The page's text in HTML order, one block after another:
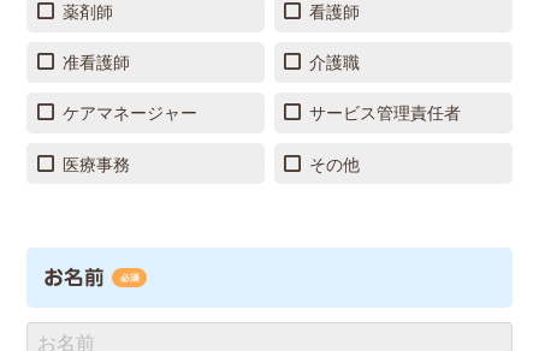
薬剤師 看護師
准看護師 介護職
ケアマネージャー サービス管理責任者
医療事務 その他
お名前 必須